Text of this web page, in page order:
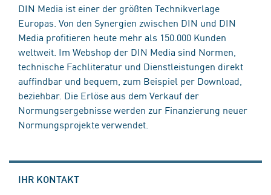
DIN Media ist einer der größten Technikverlage
Europas. Von den Synergien zwischen DIN und DIN
Media profitieren heute mehr als 150.000 Kunden
weltweit. Im Webshop der DIN Media sind Normen,
technische Fachliteratur und Dienstleistungen direkt
auffindbar und bequem, zum Beispiel per Download,
beziehbar. Die Erlöse aus dem Verkauf der
Normungsergebnisse werden zur Finanzierung neuer
Normungsprojekte verwendet.
IHR KONTAKT